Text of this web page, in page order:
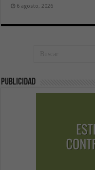
6 agosto, 2026
Publicidad